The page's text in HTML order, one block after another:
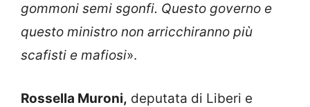
gommoni semi sgonfi. Questo governo e
questo ministro non arricchiranno più
scafisti e mafiosi».
Rossella Muroni, deputata di Liberi e